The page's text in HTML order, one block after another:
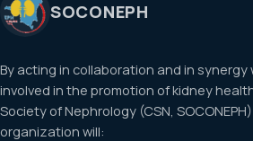
SOCONEPH
By acting in collaboration and in synergy
involved in the promotion of kidney
Society of Nephrology (CSN,
organization will: